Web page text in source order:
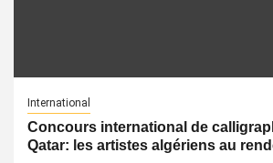
International
Concours international de
Qatar: les artistes algériens au